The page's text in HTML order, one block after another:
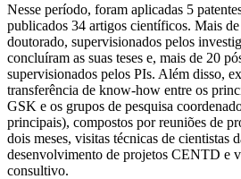
Nesse período, foram aplicadas 5
publicados 34 artigos científicos. Mais
doutorado, supervisionados pelos
concluíram as suas teses e, mais de 20
supervisionados pelos PIs. Além disso,
transferência de know-how entre os
GSK e os grupos de pesquisa
principais), compostos por reuniões de
dois meses, visitas técnicas de cientistas
desenvolvimento de projetos CENTD e
consultivo.